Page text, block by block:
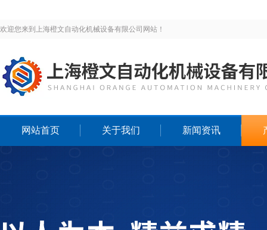
欢迎您来到上海橙文自动化机械设备有限公司网站！
网站首页 关于我们 新闻资讯